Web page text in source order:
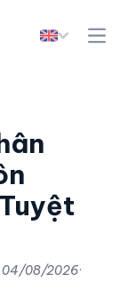
04/08/2026·